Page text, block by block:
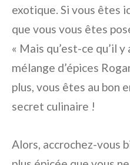
exotique. Si vous êtes
que vous vous êtes
« Mais qu’est-ce qu’il y
mélange d’épices
plus, vous êtes au bon
secret culinaire !
Alors, accrochez-vous